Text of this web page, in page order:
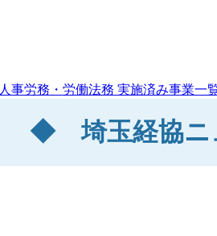
人事労務・労働法務 実施済み事業一
◆ 埼玉経協ニ